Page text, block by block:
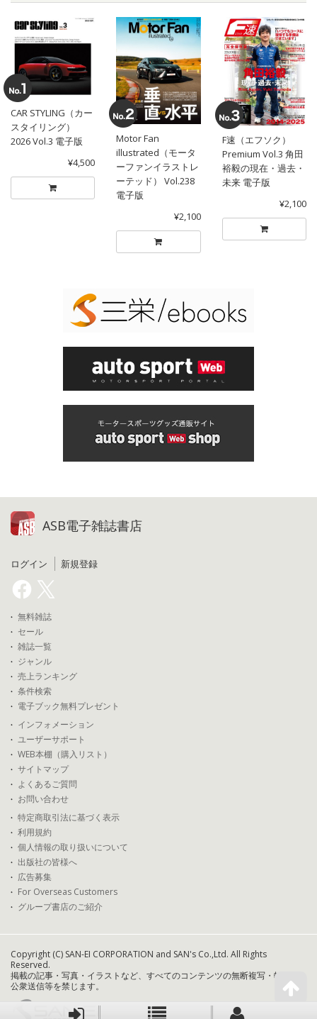
CAR STYLING（カー
スタイリング）
2026 Vol.3 電子版
¥4,500
Motor Fan
illustrated（モータ
ーファンイラストレ
ーテッド） Vol.238
電子版
¥2,100
F速（エフソク）
Premium Vol.3 角田
裕毅の現在・過去・
未来 電子版
¥2,100
ASB電子雑誌書店
ログイン 新規登録
無料雑誌
セール
雑誌一覧
ジャンル
売上ランキング
条件検索
電子ブック無料プレゼント
インフォメーション
ユーザーサポート
WEB本棚（購入リスト）
サイトマップ
よくあるご質問
お問い合わせ
特定商取引法に基づく表示
利用規約
個人情報の取り扱いについて
出版社の皆様へ
広告募集
For Overseas Customers
グループ書店のご紹介
Copyright (C) SAN-EI CORPORATION and SAN's Co.,Ltd. All Rights
Reserved.
掲載の記事・写真・イラストなど、すべてのコンテンツの無断複写・転載・
公衆送信等を禁じます。